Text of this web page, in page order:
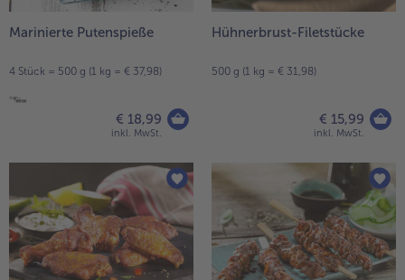
Marinierte Putenspieße
4 Stück = 500 g (1 kg = € 37,98)
€ 18,99
inkl. MwSt.
Hühnerbrust-Filetstücke
500 g (1 kg = € 31,98)
€ 15,99
inkl. MwSt.